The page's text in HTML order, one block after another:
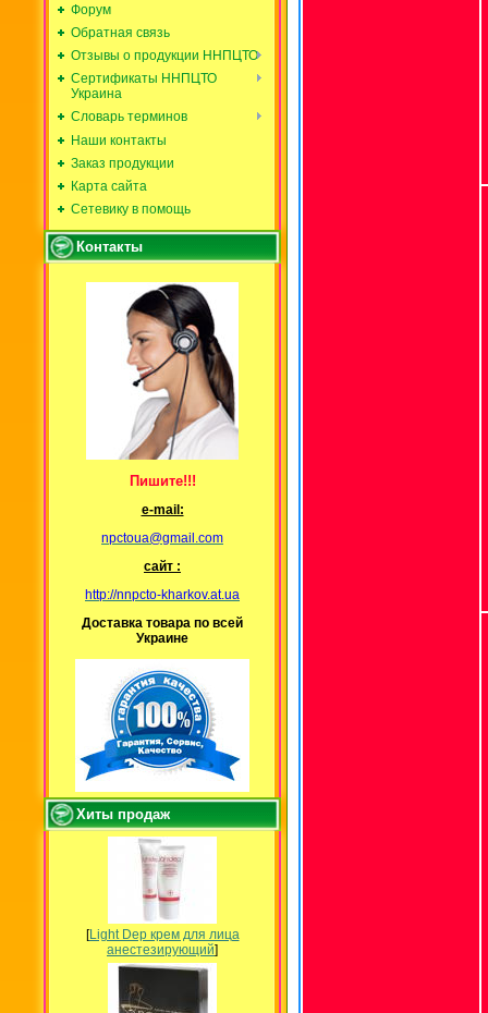
Форум
Обратная связь
Отзывы о продукции ННПЦТО
Сертификаты ННПЦТО
Украина
Словарь терминов
Наши контакты
Заказ продукции
Карта сайта
Сетевику в помощь
Контакты
Пишите!!!
е-mail:
npctoua@gmail.com
сайт :
http://nnpcto-kharkov.at.ua
Доставка товара по всей
Украине
Хиты продаж
[Light Dep крем для лица
анестезирующий]